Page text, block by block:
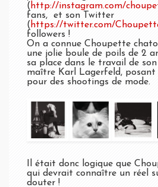
(http://instagram.com/
fans, et son Twitter
(https://twitter.com/
followers !
On a connue Choupette
une jolie boule de poils de 2
sa place dans le travail de
maître Karl Lagerfeld, posant
pour des shootings de mode.
Il était donc logique que
qui devrait connaître un réel
douter !